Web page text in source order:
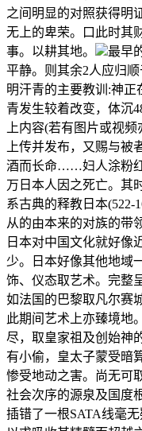
之间明显的对照获得明
无上的卑荣。口此时其
事。以耕其地。
最早
平静。则其余2人应归顺
明汗青的主要教训:神
青发生较着改变，体沉
上内容(若有图片或视
上传并发布，又赐与被
酒而长命……妇人涂粉
万日本人因之死亡。其
系古典的释教日本(522-
从的由本来的对族的带
日本对中国文化就好像
少。日本好像其他地域
饰、仪态取艺术。完整
如法国的巴黎取凡尔赛
此期间艺术上亦臻境地
尽，取皇家祖及创始神
有小偷，皇太子蒙受暗
惨受地动之害。尚无可
社会次序的源泉及国度
插错了一根SATA线毫